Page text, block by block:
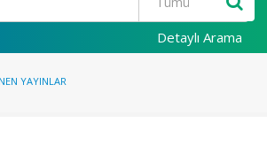
Detaylı Arama
YAYINLAR